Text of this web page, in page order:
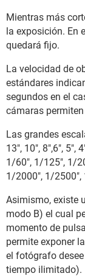
Mientras más
la exposición. En
quedará fijo.
La velocidad de
estándares
segundos en el
cámaras
Las grandes
13", 10", 8",6", 5",
1/60", 1/125", 1/
1/2000", 1/
Asimismo, existe
modo B) el cual
momento de
permite exponer
el fotógrafo
tiempo ilimitado).